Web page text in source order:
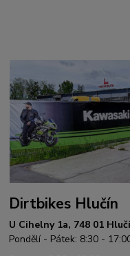
Dirtbikes Hlučín
U Cihelny 1a, 748 01
Pondělí - Pátek: 8:30 -